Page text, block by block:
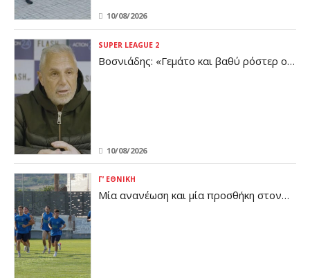
10/08/2026
SUPER LEAGUE 2
Βοσνιάδης: «Γεμάτο και βαθύ ρόστερ ο
10/08/2026
Γ’ ΕΘΝΙΚΉ
Μία ανανέωση και μία προσθήκη στον